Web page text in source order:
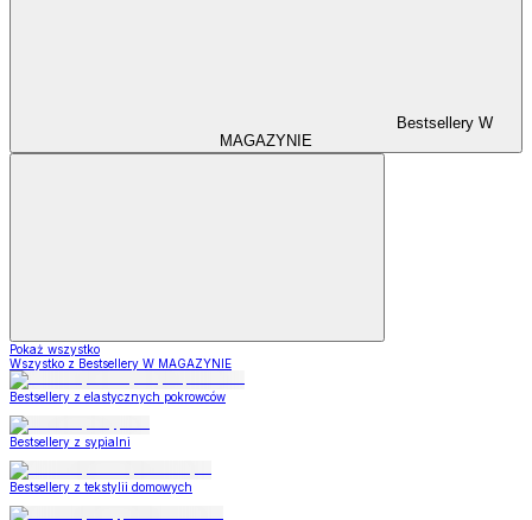
Bestsellery W
MAGAZYNIE
Pokaż wszystko
Wszystko z Bestsellery W MAGAZYNIE
Bestsellery z elastycznych pokrowców
Bestsellery z sypialni
Bestsellery z tekstylii domowych